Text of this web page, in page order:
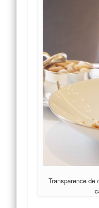
Transparence de